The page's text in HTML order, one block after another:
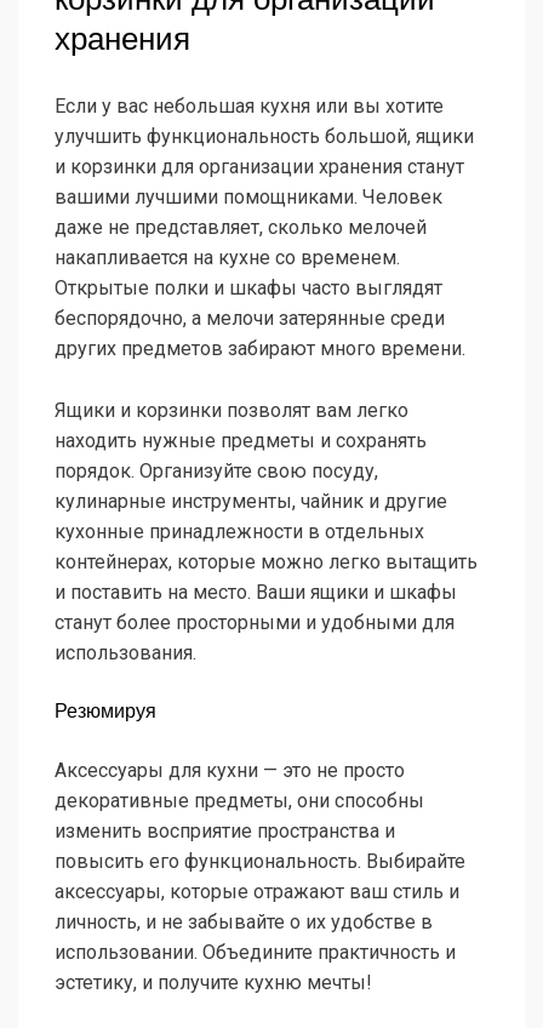
хранения
Если у вас небольшая кухня или вы хотите
улучшить функциональность большой, ящики
и корзинки для организации хранения станут
вашими лучшими помощниками. Человек
даже не представляет, сколько мелочей
накапливается на кухне со временем.
Открытые полки и шкафы часто выглядят
беспорядочно, а мелочи затерянные среди
других предметов забирают много времени.
Ящики и корзинки позволят вам легко
находить нужные предметы и сохранять
порядок. Организуйте свою посуду,
кулинарные инструменты, чайник и другие
кухонные принадлежности в отдельных
контейнерах, которые можно легко вытащить
и поставить на место. Ваши ящики и шкафы
станут более просторными и удобными для
использования.
Резюмируя
Аксессуары для кухни — это не просто
декоративные предметы, они способны
изменить восприятие пространства и
повысить его функциональность. Выбирайте
аксессуары, которые отражают ваш стиль и
личность, и не забывайте о их удобстве в
использовании. Объедините практичность и
эстетику, и получите кухню мечты!